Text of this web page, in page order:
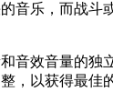
音乐，而战斗
音效音量的独
，以获得最佳